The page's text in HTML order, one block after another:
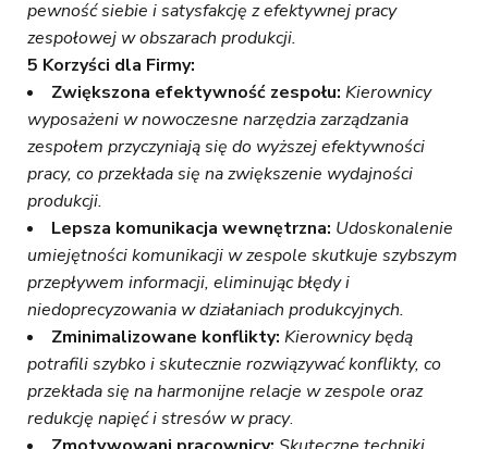
pewność siebie i satysfakcję z efektywnej pracy
zespołowej w obszarach produkcji.
5 Korzyści dla Firmy:
Zwiększona efektywność zespołu: Kierownicy
wyposażeni w nowoczesne narzędzia zarządzania
zespołem przyczyniają się do wyższej efektywności
pracy, co przekłada się na zwiększenie wydajności
produkcji.
Lepsza komunikacja wewnętrzna: Udoskonalenie
umiejętności komunikacji w zespole skutkuje szybszym
przepływem informacji, eliminując błędy i
niedoprecyzowania w działaniach produkcyjnych.
Zminimalizowane konflikty: Kierownicy będą
potrafili szybko i skutecznie rozwiązywać konflikty, co
przekłada się na harmonijne relacje w zespole oraz
redukcję napięć i stresów w pracy.